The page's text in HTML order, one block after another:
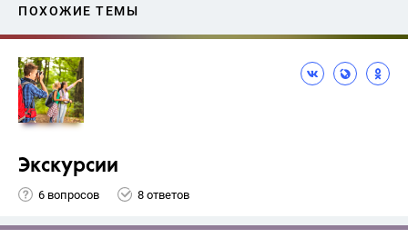
ПОХОЖИЕ ТЕМЫ
Экскурсии
6 вопросов 8 ответов